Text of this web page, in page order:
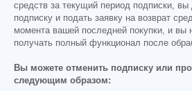
средств за текущий период подписки,
подписку и подать заявку на возврат
момента вашей последней покупки, и вы
получать полный функционал после
Вы можете отменить подписку или
следующим образом: